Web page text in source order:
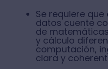
Se requiere
datos cuente
de
y cálculo
computación,
clara y